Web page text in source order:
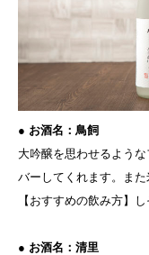
● お酒名：鳥飼
大吟醸を思わせるよう
バーしてくれます。また
【おすすめの飲み方】
● お酒名：清里